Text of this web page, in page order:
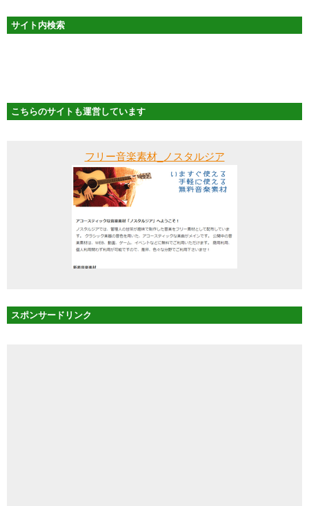
サイト内検索
こちらのサイトも運営しています
フリー音楽素材_ノスタルジア
スポンサードリンク